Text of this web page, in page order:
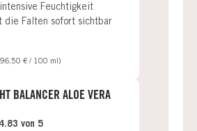
Feuchtigkeit
die Falten sofort sichtbar
€ / 100 ml)
von 5
BALANCER ALOE VERA